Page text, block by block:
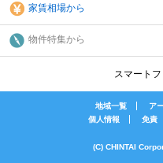
家賃相場から
物件特集から
スマートフ
地域一覧 ア
個人情報
免責
(C) CHINTAI